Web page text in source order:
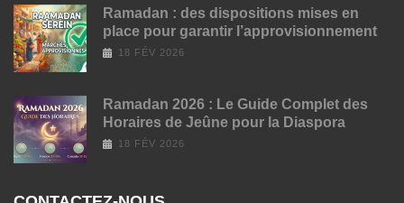
Ramadan : des dispositions mises en
place pour garantir l’approvisionnement
18 FÉV 2026
Ramadan 2026 : Le Guide Complet des
Horaires de Jeûne pour la Diaspora
18 FÉV 2026